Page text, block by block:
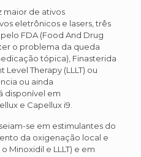
maior de ativos
eletrônicos e lasers, três
FDA (Food And Drug
o problema da queda
tópica), Finasterida
Therapy (LLLT) ou
ou ainda
disponível em
e Capellux i9.
se em estimulantes do
da oxigenação local e
Minoxidil e LLLT) e em